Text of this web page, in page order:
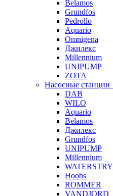
Belamos
Grundfos
Pedrollo
Aquario
Omnigena
Джилекс
Millennium
UNIPUMP
ZOTA
Насосные станции
DAB
WILO
Aquario
Belamos
Джилекс
Grundfos
UNIPUMP
Millennium
WATERSTRY
Hoobs
ROMMER
VANDJORD